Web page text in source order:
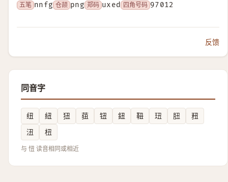
五笔 nnfg 仓颉 png 郑码 uxed 四角号码 97012
反馈
同音字
纽 紐 狃 莥 钮 鈕 靵 㺲 䏔
䂇
沑
杻
与 忸 读音相同或相近